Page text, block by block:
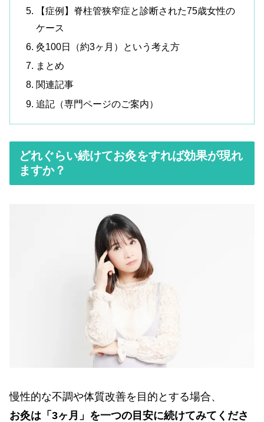
【症例】脊柱管狭窄症と診断された75歳女性の
ケース
灸100日（約3ヶ月）という考え方
まとめ
関連記事
追記（専門ページのご案内）
どれぐらい続けてお灸をすれば効果が現れ
ますか？
慢性的な不調や体質改善を目的とする場合、
お灸は「3ヶ月」を一つの目安に続けてみてくださ